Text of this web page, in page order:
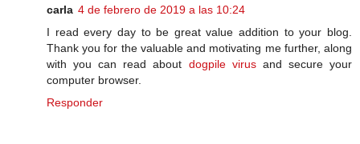
carla 4 de febrero de 2019 a las 10:24
I read every day to be great value addition to your blog.
Thank you for the valuable and motivating me further, along
with you can read about dogpile virusand secure your
computer browser.
Responder